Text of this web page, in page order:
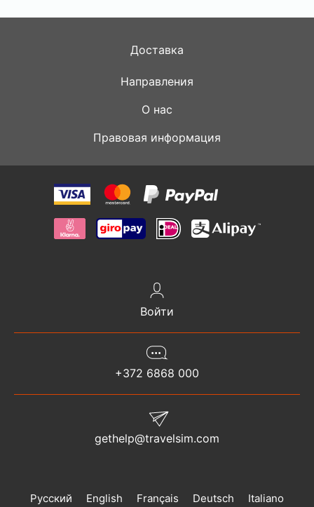
Доставка
Направления
О нас
Правовая информация
Войти
+372 6868 000
gethelp@travelsim.com
Русский English Français Deutsch Italiano